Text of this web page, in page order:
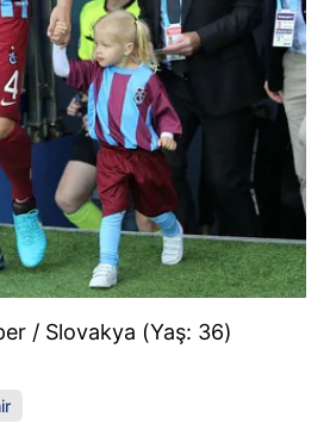
/ Slovakya (Yaş: 36)